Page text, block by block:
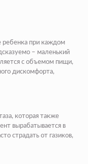
при каждом
– маленький
с объемом пищи,
дискомфорта,
которая также
вырабатывается в
страдать от газиков,